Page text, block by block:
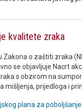
kvalitete zraka
Zakona o zaštiti zraka
se objavljuje Nacrt
s obzirom na
mišljenja, prijedloga i
plana za